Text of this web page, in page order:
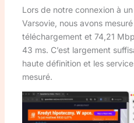
Lors de notre connexion à
Varsovie, nous avons
téléchargement et 74,21
43 ms. C’est largement
haute définition et les
mesuré.